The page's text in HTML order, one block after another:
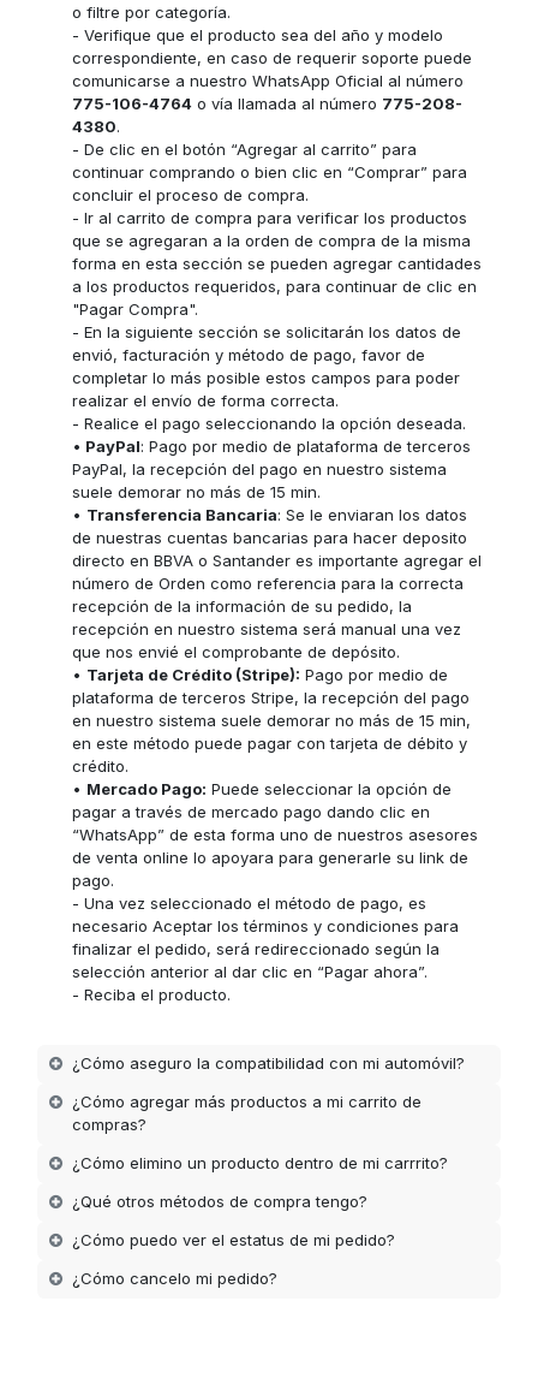
o filtre por categoría.
- Verifique que el producto sea del año y modelo
correspondiente, en caso de requerir soporte puede
comunicarse a nuestro WhatsApp Oficial al número
775-106-4764 o vía llamada al número 775-208-
4380.
- De clic en el botón “Agregar al carrito” para
continuar comprando o bien clic en “Comprar” para
concluir el proceso de compra.
- Ir al carrito de compra para verificar los productos
que se agregaran a la orden de compra de la misma
forma en esta sección se pueden agregar cantidades
a los productos requeridos, para continuar de clic en
"Pagar Compra".
- En la siguiente sección se solicitarán los datos de
envió, facturación y método de pago, favor de
completar lo más posible estos campos para poder
realizar el envío de forma correcta.
- Realice el pago seleccionando la opción deseada.
• PayPal: Pago por medio de plataforma de terceros
PayPal, la recepción del pago en nuestro sistema
suele demorar no más de 15 min.
• Transferencia Bancaria: Se le enviaran los datos
de nuestras cuentas bancarias para hacer deposito
directo en BBVA o Santander es importante agregar el
número de Orden como referencia para la correcta
recepción de la información de su pedido, la
recepción en nuestro sistema será manual una vez
que nos envié el comprobante de depósito.
• Tarjeta de Crédito (Stripe): Pago por medio de
plataforma de terceros Stripe, la recepción del pago
en nuestro sistema suele demorar no más de 15 min,
en este método puede pagar con tarjeta de débito y
crédito.
• Mercado Pago: Puede seleccionar la opción de
pagar a través de mercado pago dando clic en
“WhatsApp” de esta forma uno de nuestros asesores
de venta online lo apoyara para generarle su link de
pago.
- Una vez seleccionado el método de pago, es
necesario Aceptar los términos y condiciones para
finalizar el pedido, será redireccionado según la
selección anterior al dar clic en “Pagar ahora”.
- Reciba el producto.
¿Cómo aseguro la compatibilidad con mi automóvil?
¿Cómo agregar más productos a mi carrito de
compras?
¿Cómo elimino un producto dentro de mi carrrito?
¿Qué otros métodos de compra tengo?
¿Cómo puedo ver el estatus de mi pedido?
¿Cómo cancelo mi pedido?